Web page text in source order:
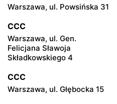
Warszawa, ul. Powsińska 31
CCC
Warszawa, ul. Gen.
Felicjana Sławoja
Składkowskiego 4
CCC
Warszawa, ul. Głębocka 15